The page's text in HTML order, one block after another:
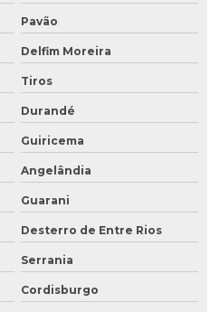
Pavão
Delfim Moreira
Tiros
Durandé
Guiricema
Angelândia
Guarani
Desterro de Entre Rios
Serrania
Cordisburgo